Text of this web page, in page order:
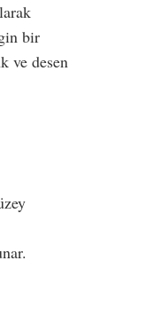
bir
ve desen